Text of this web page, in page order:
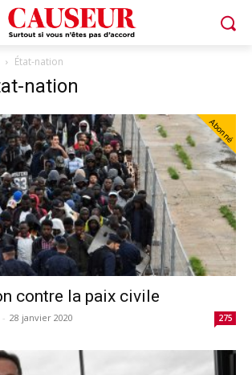
État-nation
nation
Abonné
contre la paix civile
- 28 janvier 2020 275